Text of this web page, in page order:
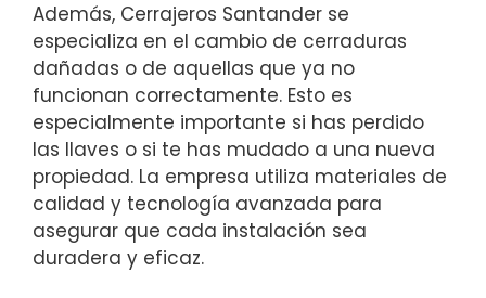
Además, Cerrajeros Santander se
especializa en el cambio de cerraduras
dañadas o de aquellas que ya no
funcionan correctamente. Esto es
especialmente importante si has perdido
las llaves o si te has mudado a una nueva
propiedad. La empresa utiliza materiales de
calidad y tecnología avanzada para
asegurar que cada instalación sea
duradera y eficaz.